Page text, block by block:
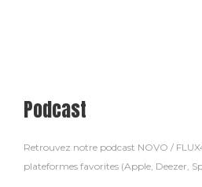
Podcast
Retrouvez notre podcast NOVO /
plateformes favorites (Apple, Deezer,